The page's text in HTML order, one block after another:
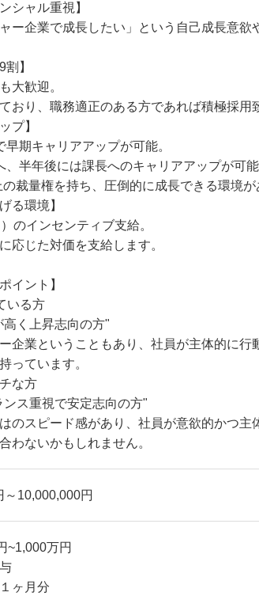
シャル重視】
ー企業で成長したい」という自己成長意
】
大歓迎。
おり、職務適正のある方であれば積極採用
プ】
期キャリアアップが可能。
、半年後には課長へのキャリアアップが可能
裁量権を持ち、圧倒的に成長できる環境が
る環境】
のインセンティブ支給。
応じた対価を支給します。
イント】
いる方
く上昇志向の方"
企業ということもあり、社員が主体的に行
っています。
な方
ス重視で安定志向の方"
のスピード感があり、社員が意欲的かつ主
わないかもしれません。
10,000,000円
~1,000万円
ヶ月分